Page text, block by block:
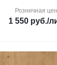
Розничная
1 550 руб./